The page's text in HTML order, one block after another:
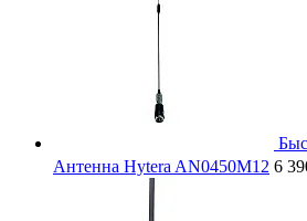
Антенна Hytera AN0450M12 6